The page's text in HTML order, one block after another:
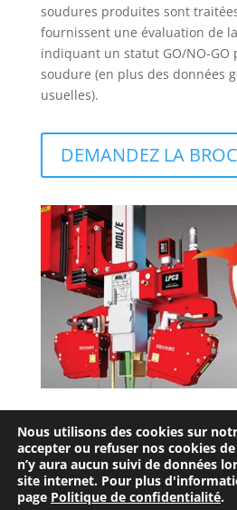
soudures produites sont
fournissent une évaluation de
indiquant un statut GO/NO-GO
soudure (en plus des données
usuelles).
DEMANDEZ LA
Entente d’utilisation
Nous utilisons des cookies sur
accepter ou refuser nos cookies
n’y aura aucun suivi de données
site internet. Pour plus
page Politique de confidentialité.